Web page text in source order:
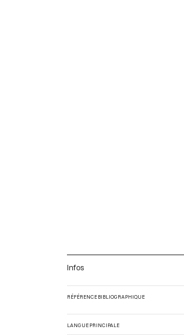
Infos
RÉFÉRENCE BIBLIOGRAPHIQUE
LANGUE PRINCIPALE